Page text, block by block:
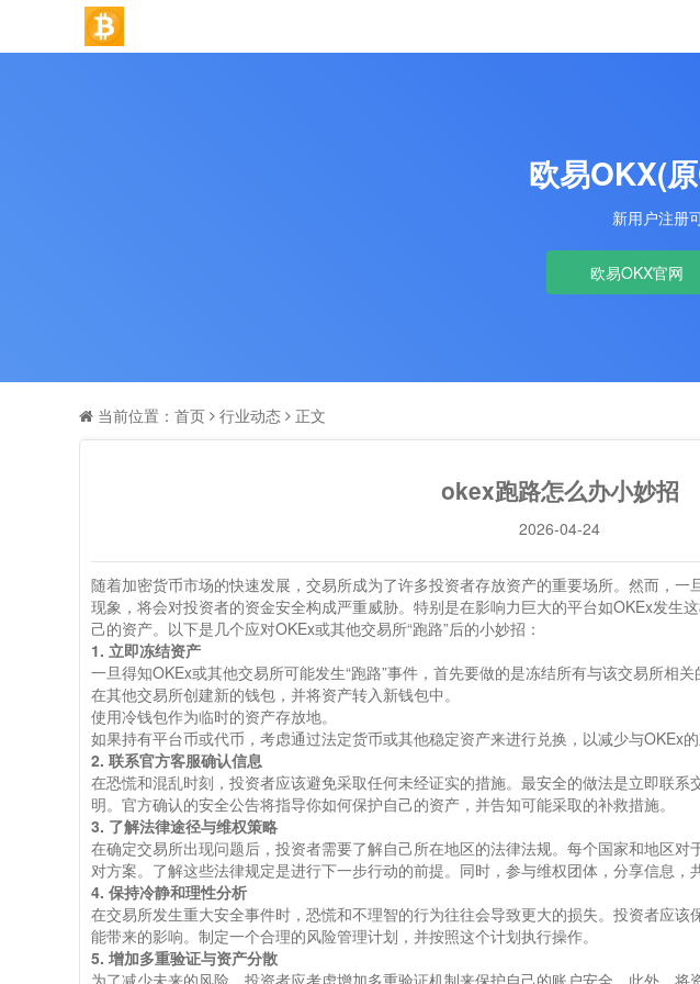
欧易OKX(
新用户注册
欧易OKX官网
当前位置： 首页 行业动态 正文
okex跑路怎么办小妙招
2026-04-24
随着加密货币市场的快速发展，交易所成为了许多投资者存放资产的重要场所。然而，一
现象，将会对投资者的资金安全构成严重威胁。特别是在影响力巨大的平台如OKEx发生
己的资产。以下是几个应对OKEx或其他交易所“跑路”后的小妙招：
1. 立即冻结资产
一旦得知OKEx或其他交易所可能发生“跑路”事件，首先要做的是冻结所有与该交易所相关
在其他交易所创建新的钱包，并将资产转入新钱包中。
使用冷钱包作为临时的资产存放地。
如果持有平台币或代币，考虑通过法定货币或其他稳定资产来进行兑换，以减少与OKEx的
2. 联系官方客服确认信息
在恐慌和混乱时刻，投资者应该避免采取任何未经证实的措施。最安全的做法是立即联
明。官方确认的安全公告将指导你如何保护自己的资产，并告知可能采取的补救措施。
3. 了解法律途径与维权策略
在确定交易所出现问题后，投资者需要了解自己所在地区的法律法规。每个国家和地区对
对方案。了解这些法律规定是进行下一步行动的前提。同时，参与维权团体，分享信息，
4. 保持冷静和理性分析
在交易所发生重大安全事件时，恐慌和不理智的行为往往会导致更大的损失。投资者应
能带来的影响。制定一个合理的风险管理计划，并按照这个计划执行操作。
5. 增加多重验证与资产分散
为了减少未来的风险，投资者应考虑增加多重验证机制来保护自己的账户安全。此外，